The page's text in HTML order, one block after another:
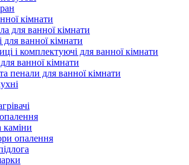
кімнати
для ванної кімнати
ванної кімнати
і комплектуючі для ванної кімнати
ванної кімнати
пенали для ванної кімнати
каміни
опалення